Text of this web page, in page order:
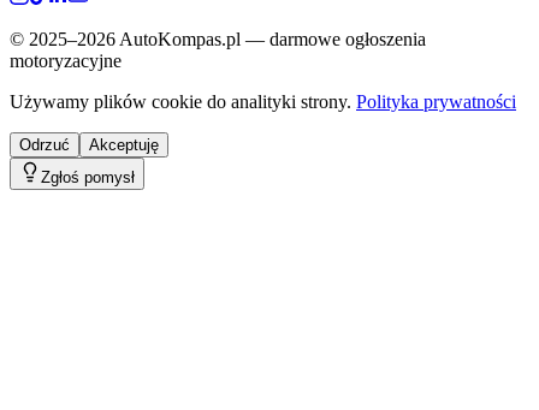
© 2025–2026 AutoKompas.pl — darmowe ogłoszenia
motoryzacyjne
Używamy plików cookie do analityki strony. Polityka prywatności
Odrzuć
Akceptuję
Zgłoś pomysł